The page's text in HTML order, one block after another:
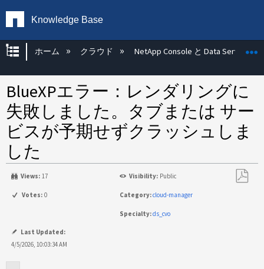
Knowledge Base
グローバル階層を展開/折りたたむ
ホーム クラウド NetApp Console と Data Services
BlueXPエラー：レンダリングに
失敗しました。タブまたは サー
ビスが予期せずクラッシュしま
した
Views: 17 Visibility: Public
Votes: 0 Category:cloud-manager
Specialty:ds_cvo
Last Updated:
4/5/2026, 10:03:34 AM